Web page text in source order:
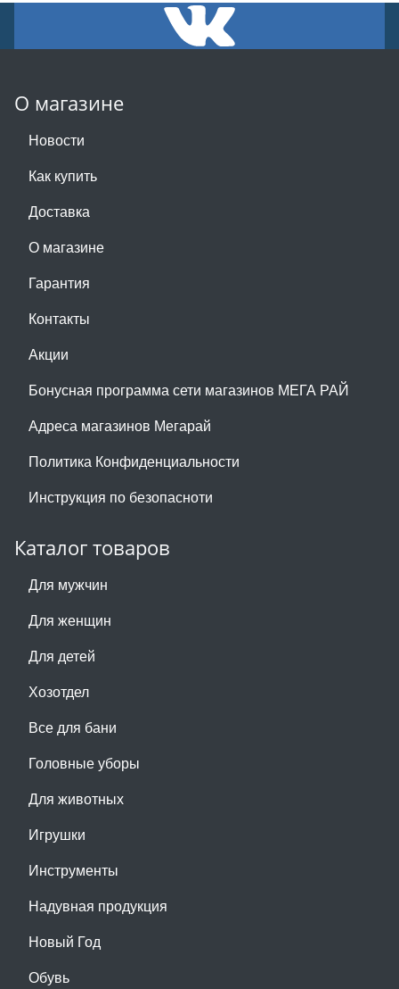
О магазине
Новости
Как купить
Доставка
О магазине
Гарантия
Контакты
Акции
Бонусная программа сети магазинов МЕГА РАЙ
Адреса магазинов Мегарай
Политика Конфиденциальности
Инструкция по безопасноти
Каталог товаров
Для мужчин
Для женщин
Для детей
Хозотдел
Все для бани
Головные уборы
Для животных
Игрушки
Инструменты
Надувная продукция
Новый Год
Обувь